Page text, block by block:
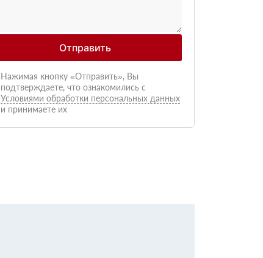
Отправить
Нажимая кнопку «Отправить», Вы
подтверждаете, что ознакомились с
Условиями обработки персональных данных
и принимаете их